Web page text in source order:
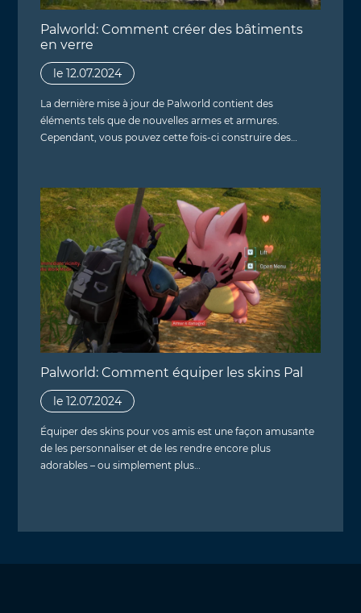
Palworld: Comment créer des bâtiments
en verre
le 12.07.2024
La dernière mise à jour de Palworld contient des
éléments tels que de nouvelles armes et armures.
Cependant, vous pouvez cette fois-ci construire des…
Palworld: Comment équiper les skins Pal
le 12.07.2024
Équiper des skins pour vos amis est une façon amusante
de les personnaliser et de les rendre encore plus
adorables – ou simplement plus…